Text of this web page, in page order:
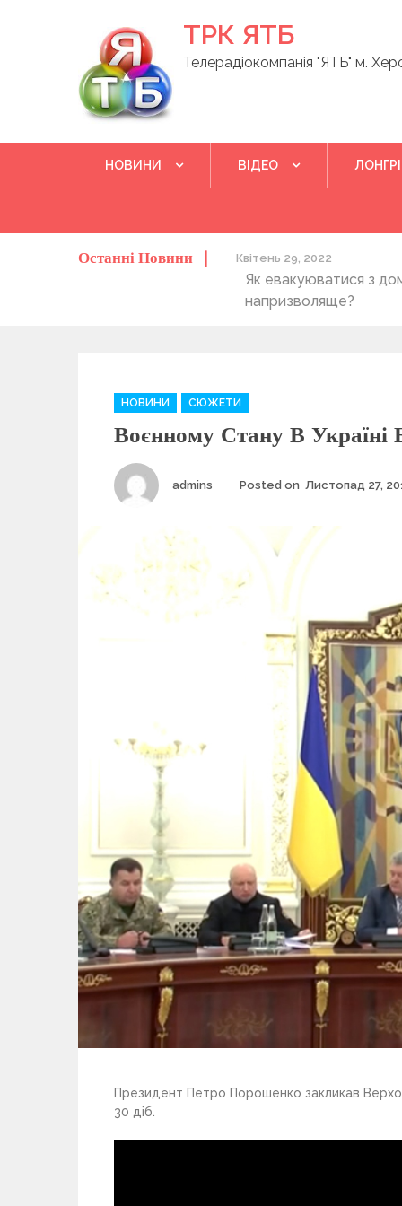
ТРК ЯТБ
Телерадіокомпанія "ЯТБ" м.
НОВИНИ ВІДЕО
Останні Новини
та жителів області Квітень 29, 2022
Як евакуюватися з
напризволяще?
C
a
g
o
НОВИНИ СЮЖЕТИ
Воєнному Стану В Україні
Author
admins Posted on Листопад 27,
Президент Петро Порошенко закликав
30 діб.